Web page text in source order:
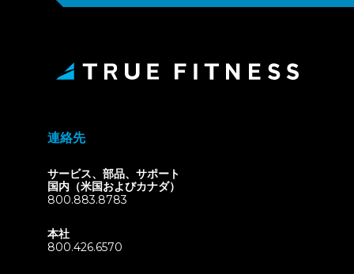
連絡先
サービス、部品、サポート
国内（米国およびカナダ）
800.883.8783
本社
800.426.6570